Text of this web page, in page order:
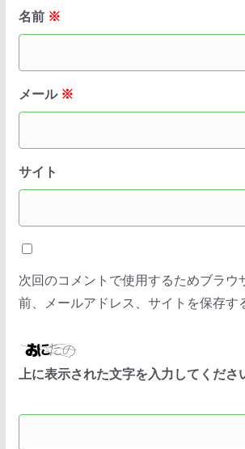
名前 ※
メール ※
サイト
次回のコメントで使用するためブラウ
前、メールアドレス、サイトを保存す
上に表示された文字を入力してくださ